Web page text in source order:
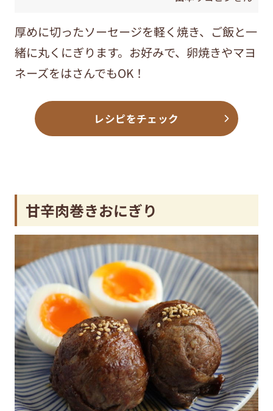
厚めに切ったソーセージを軽く焼き、ご飯と一
緒に丸くにぎります。お好みで、卵焼きやマヨ
ネーズをはさんでもOK！
レシピをチェック
甘辛肉巻きおにぎり